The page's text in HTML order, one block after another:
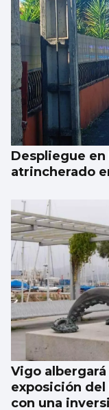
EUROPEO SUB-18
La España de
Croacia en los
Despliegue
atrincherado
Vigo
exposición
con una